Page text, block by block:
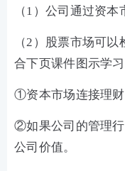
（1）公司通过资本
（2）股票市场可
合下页课件图示学习
①资本市场连接理财
②如果公司的管理
公司价值。